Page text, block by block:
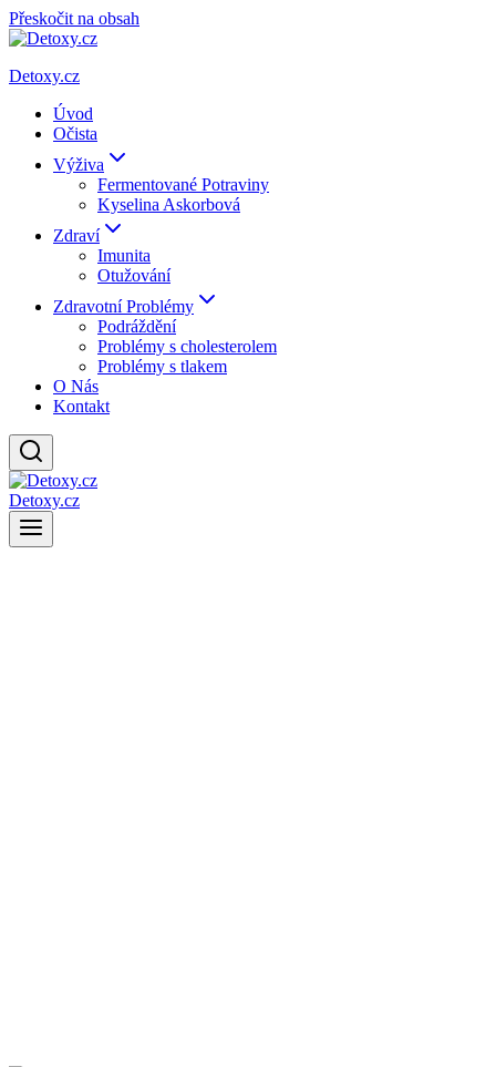
Přeskočit na obsah
Detoxy.cz
Úvod
Očista
Výživa
Fermentované Potraviny
Kyselina Askorbová
Zdraví
Imunita
Otužování
Zdravotní Problémy
Podráždění
Problémy s cholesterolem
Problémy s tlakem
O Nás
Kontakt
Detoxy.cz